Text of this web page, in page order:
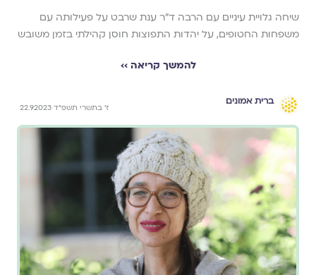
שיחה גלויית עיניים עם הרבה ד"ר ענת שרבט על פעילותה עם
משפחות החטופים, על יהדות התפוצות חוסן קהילתי בזמן משובש
להמשך קריאה ››
ברית אמונים
ז׳ בתשרי תשפ״ד 22.9.2023